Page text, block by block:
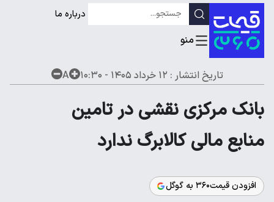
درباره ما
تاریخ انتشار : ۱۲ خرداد ۱۴۰۵ - ۱۰:۳۰ A
بانک مرکزی نقشی در تامین
منابع مالی کالابرگ ندارد
افزودن قیمت۳۶۰ به گوگل